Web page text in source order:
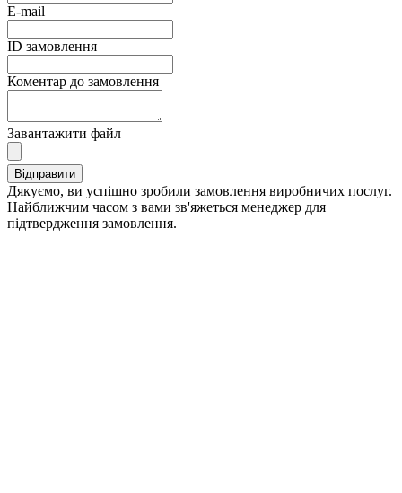
E-mail
ID замовлення
Коментар до замовлення
Завантажити файл
Дякуємо, ви успішно зробили замовлення виробничих послуг.
Найближчим часом з вами зв'яжеться менеджер для
підтвердження замовлення.